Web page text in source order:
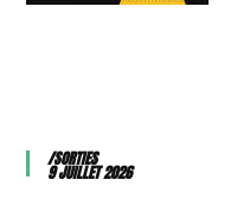
/SORTIES
9 JUILLET 2026